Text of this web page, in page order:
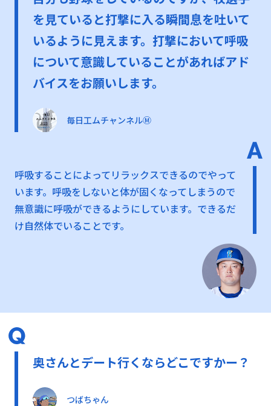
を見ていると打撃に入る瞬間息を吐いて
いるように見えます。打撃において呼吸
について意識していることがあればアド
バイスをお願いします。
毎日工ムチャンネルⓂ
呼吸することによってリラックスできるのでやって
います。呼吸をしないと体が固くなってしまうので
無意識に呼吸ができるようにしています。できるだ
け自然体でいることです。
奥さんとデート行くならどこですかー？
つばちゃん